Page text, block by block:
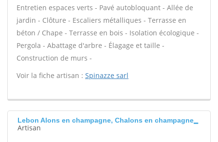
Entretien espaces verts - Pavé autobloquant - Allée de
jardin - Clôture - Escaliers métalliques - Terrasse en
béton / Chape - Terrasse en bois - Isolation écologique -
Pergola - Abattage d'arbre - Élagage et taille -
Construction de murs -
Voir la fiche artisan : Spinazze sarl
Lebon Alons en champagne, Chalons en champagne
Artisan